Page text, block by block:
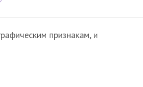
признакам, и